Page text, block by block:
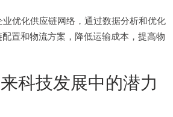
优化供应链网络，通过数据分析和优化
置和物流方案，降低运输成本，提高物
科技发展中的潜力